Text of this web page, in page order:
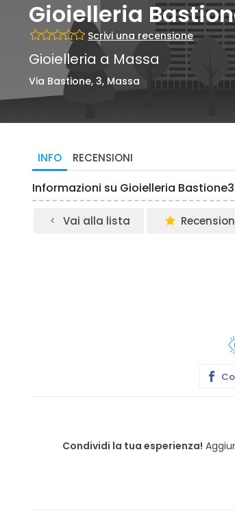
Gioielleria
Scrivi una recensione
Gioielleria a Massa
Via Bastione, 3, Massa
INFO RECENSIONI
Informazioni su Gioielleria
Vai alla lista
Condividi la tua esperienza!